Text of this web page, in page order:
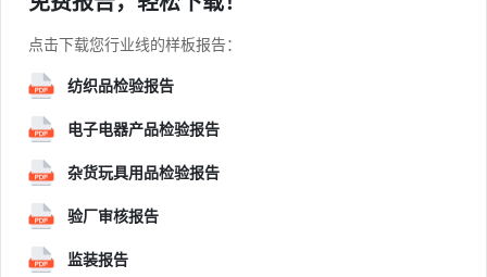
点击下载您行业线的样板报告：
纺织品检验报告
电子电器产品检验报告
杂货玩具用品检验报告
验厂审核报告
监装报告